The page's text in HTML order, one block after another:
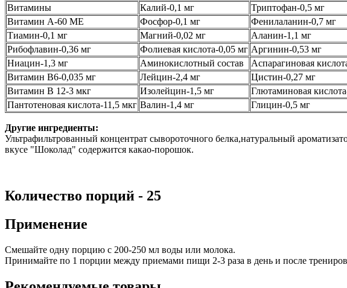
Витамины
Калий-0,1 мг Триптофан-0,5 мг
Витамин А-60 ME
Фосфор-0,1 мг Фенилаланин-0,7 мг
Тиамин-0,1 мг
Магний-0,02 мг
Аланин-1,1 мг
Рибофлавин-0,36 мг
Фолиевая кислота-0,05 мг Аргинин-0,53 мг
Ниацин-1,3 мг
Аминокислотный состав
Аспарагиновая
Витамин B6-0,035 мг
Лейцин-2,4 мг
Цистин-0,27 мг
Витамин B 12-3 мкг
Изолейцин-1,5 мг
Глютаминовая
Пантотеновая кислота-11,5 мкг Валин-1,4 мг Глицин-0,5 мг
Другие ингредиенты:
Ультрафильтрованный концентрат сывороточного белка,натуральный
вкусе "Шоколад" содержится какао-порошок.
Количество порций - 25
Применение
Смешайте одну порцию с 200-250 мл воды или молока.
Принимайте по 1 порции между приемами пищи 2-3 раза в день и после